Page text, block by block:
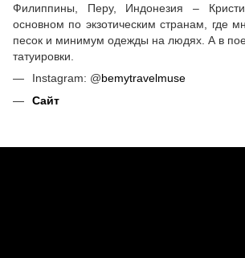
Филиппины, Перу, Индонезия –
основном по экзотическим странам, где
песок и минимум одежды на людях. А в
татуировки.
Instagram: @bemytravelmuse
Сайт